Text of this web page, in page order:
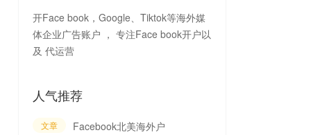
开Face book，Google、Tiktok等海外媒
体企业广告账户 ， 专注Face book开户以
及 代运营
人气推荐
文章
Facebook北美海外户